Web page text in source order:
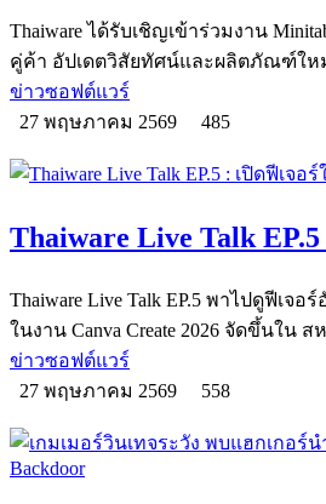
Thaiware ได้รับเชิญเข้าร่วมงาน
คู่ค้า อัปเดตวิสัยทัศน์และผลิตภัณฑ์ให
ข่าวซอฟต์แวร์
27 พฤษภาคม 2569
485
Thaiware Live Talk
Thaiware Live Talk EP.5 พาไปดูฟีเจ
ในงาน Canva Create 2026 จัดขึ้นใน ส
ข่าวซอฟต์แวร์
27 พฤษภาคม 2569
558